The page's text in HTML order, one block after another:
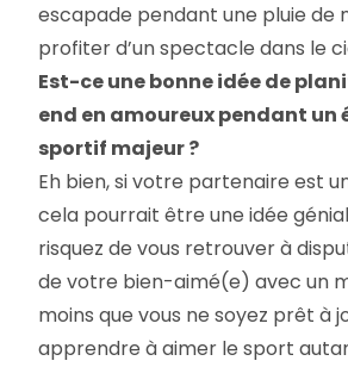
escapade pendant une pluie de
profiter d’un spectacle dans le
Est-ce une bonne idée de
end en amoureux pendant un
sportif majeur ?
Eh bien, si votre partenaire est
cela pourrait être une idée
risquez de vous retrouver à
de votre bien-aimé(e) avec un
moins que vous ne soyez prêt à
apprendre à aimer le sport